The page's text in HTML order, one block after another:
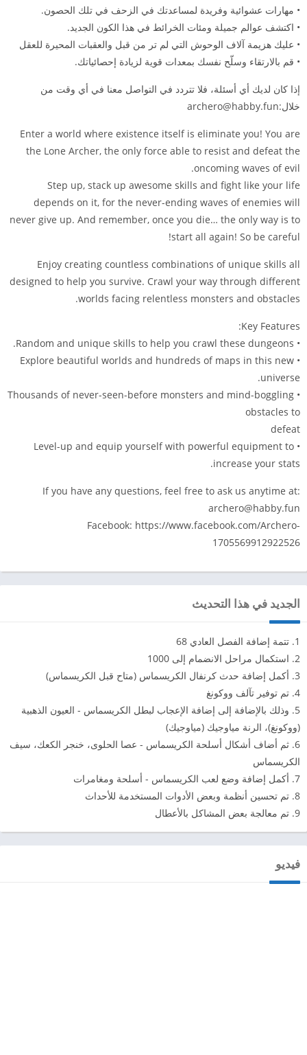
• مهارات عشوائية وفريدة لمساعدتك في الزحف في تلك الحصون.
• اكتشف عوالم جميلة ومئات الخرائط في هذا الكون الجديد.
• عليك هزيمة آلاف الوحوش التي لم تر من قبل والعقبات المحيرة للعقل
• قم بالارتقاء وسلّح نفسك بمعدات قوية لزيادة إحصائياتك.
إذا كان لديك أي أسئلة، فلا تتردد في التواصل معنا في أي وقت من
خلال:archero@habby.fun
Enter a world where existence itself is eliminate you! You are
the Lone Archer, the only force able to resist and defeat the
oncoming waves of evil.
Step up, stack up awesome skills and fight like your life
depends on it, for the never-ending waves of enemies will
never give up. And remember, once you die… the only way is to
start all again! So be careful!
Enjoy creating countless combinations of unique skills all
designed to help you survive. Crawl your way through different
worlds facing relentless monsters and obstacles.
Key Features:
• Random and unique skills to help you crawl these dungeons.
• Explore beautiful worlds and hundreds of maps in this new
universe.
• Thousands of never-seen-before monsters and mind-boggling
obstacles to
defeat
• Level-up and equip yourself with powerful equipment to
increase your stats.
If you have any questions, feel free to ask us anytime at:
archero@habby.fun
Facebook: https://www.facebook.com/Archero-
1705569912922526
الجديد في هذا التحديث
1. تتمة إضافة الفصل العادي 68
2. استكمال مراحل الانضمام إلى 1000
3. أكمل إضافة حدث كرنفال الكريسماس (متاح قبل الكريسماس)
4. تم توفير تآلف ووكونغ
5. وذلك بالإضافة إلى إضافة الإعجاب لبطل الكريسماس - العيون الذهبية
(ووكونغ)، الرنة مياوجيك (مياوجيك)
6. ثم أضاف أشكال أسلحة الكريسماس - عصا الحلوى، خنجر الكعك، سيف
الكريسماس
7. أكمل إضافة وضع لعب الكريسماس - أسلحة ومغامرات
8. تم تحسين أنظمة وبعض الأدوات المستخدمة للأحداث
9. تم معالجة بعض المشاكل بالأعطال
فيديو